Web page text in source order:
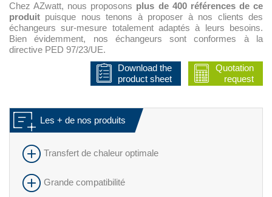
Chez AZwatt, nous proposons plus de 400 références de ce
produit puisque nous tenons à proposer à nos clients des
échangeurs sur-mesure totalement adaptés à leurs besoins.
Bien évidemment, nos échangeurs sont conformes à la
directive PED 97/23/UE.
Download the
product sheet
Quotation
request
Les + de nos produits
Transfert de chaleur optimale
Grande compatibilité